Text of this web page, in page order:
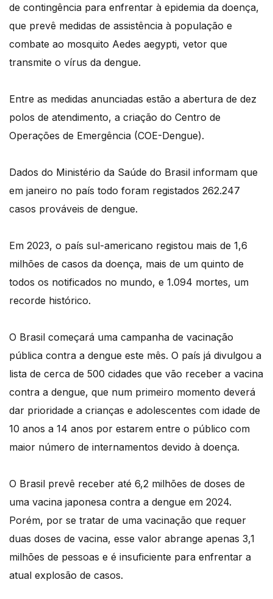
de contingência para enfrentar à epidemia da doença,
que prevê medidas de assistência à população e
combate ao mosquito Aedes aegypti, vetor que
transmite o vírus da dengue.
Entre as medidas anunciadas estão a abertura de dez
polos de atendimento, a criação do Centro de
Operações de Emergência (COE-Dengue).
Dados do Ministério da Saúde do Brasil informam que
em janeiro no país todo foram registados 262.247
casos prováveis de dengue.
Em 2023, o país sul-americano registou mais de 1,6
milhões de casos da doença, mais de um quinto de
todos os notificados no mundo, e 1.094 mortes, um
recorde histórico.
O Brasil começará uma campanha de vacinação
pública contra a dengue este mês. O país já divulgou a
lista de cerca de 500 cidades que vão receber a vacina
contra a dengue, que num primeiro momento deverá
dar prioridade a crianças e adolescentes com idade de
10 anos a 14 anos por estarem entre o público com
maior número de internamentos devido à doença.
O Brasil prevê receber até 6,2 milhões de doses de
uma vacina japonesa contra a dengue em 2024.
Porém, por se tratar de uma vacinação que requer
duas doses de vacina, esse valor abrange apenas 3,1
milhões de pessoas e é insuficiente para enfrentar a
atual explosão de casos.